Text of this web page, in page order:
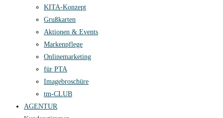
KITA-Konzept
Grußkarten
Aktionen & Events
Markenpflege
Onlinemarketing
für PTA
Imagebroschüre
tm-CLUB
AGENTUR